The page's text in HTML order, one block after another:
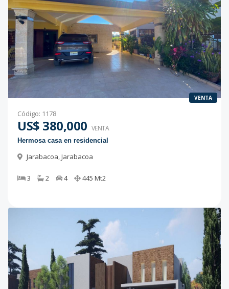
VENTA
Código: 1178
US$ 380,000 VENTA
Hermosa casa en residencial
Jarabacoa,Jarabacoa
3 2 4 445 Mt2